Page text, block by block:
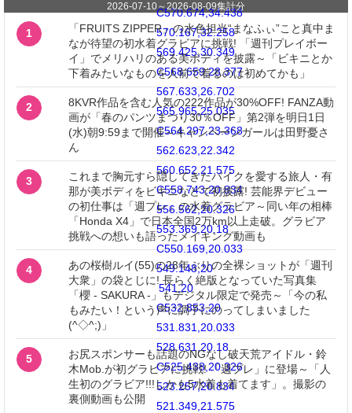
C570.674,34.438
570.167,32.258
569.425,30.349
C568.659,28.377
567.633,26.702
565.965,25.035
C564.297,23.368
562.623,22.342
560.652,21.575
C558.743,20.834
556.562,20.326
553.369,20.18
C550.169,20.033
549.148,20
541,20
C532.853,20
531.831,20.033
528.631,20.18
C525.438,20.326
523.257,20.834
521.349,21.575
2026-07-10～2026-08-09集計分
1
「FRUITS ZIPPER」の水色担当“まなふぃ”こと真中ま
なが待望の初水着グラビアに挑戦! 「週刊プレイボー
イ」でメリハリのある美ボディを披露～「ビキニとか
下着みたいなものを人前で着るのは初めてかも」
2
8KVR作品を含む人気の222作品が30%OFF! FANZA動
画が「春のパンツまつり30％OFF」第2弾を明日1日
(水)朝9:59まで開催～キャンペーンガールは田野憂さ
ん
3
これまで胸元すら隠してきたバイクを愛する旅人・有
那が美ボディをビキニなどで初披露! 芸能界デビュー
の初仕事は「週プレ」の水着グラビア～同い年の相棒
「Honda X4」で日本全国2万km以上走破。グラビア
挑戦への想いも語ったメイキング動画も
4
あの桜樹ルイ(55)の28年ぶりの全裸ショットが「週刊
大衆」の袋とじに! 長らく絶版となっていた写真集
「櫻 - SAKURA -」もデジタル限定で発売～「今の私
もみたい！という声に調子にのってしまいました
(^◇^;)」
5
お尻スポンサーも話題のNGなし破天荒アイドル・鈴
木Mob.が初グラビアに挑戦! 「週プレ」に登場～「人
生初のグラビア!!!しかも5水着も着てます」。撮影の
裏側動画も公開